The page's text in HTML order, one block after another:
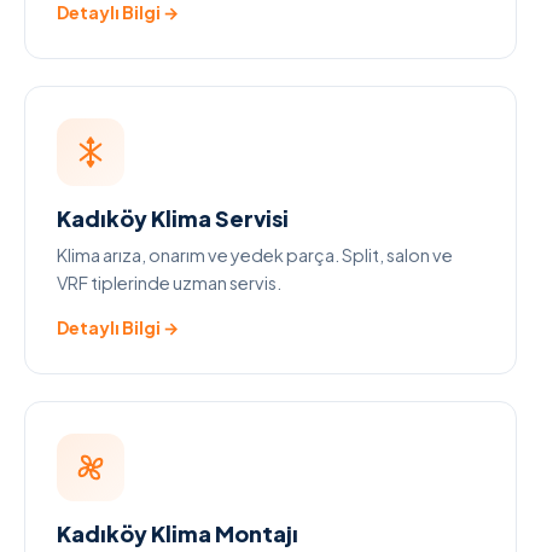
Detaylı Bilgi →
Kadıköy Klima Servisi
Klima arıza, onarım ve yedek parça. Split, salon ve
VRF tiplerinde uzman servis.
Detaylı Bilgi →
Kadıköy Klima Montajı